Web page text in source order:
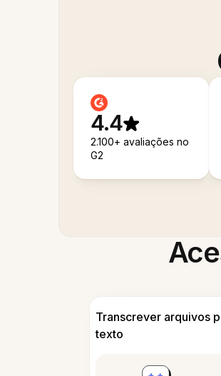
4.4
2.100+ avaliações no
G2
Transcrever arquivos
texto